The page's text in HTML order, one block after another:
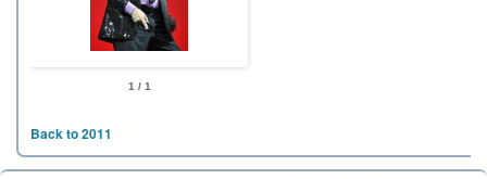
1 / 1
Back to 2011